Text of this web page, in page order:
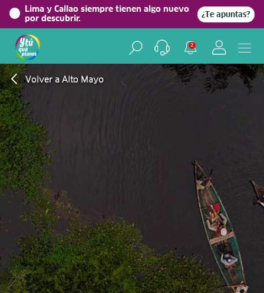
Lima y Callao siempre tienen algo nuevo
por descubrir.
¿Te apuntas?
2
Volver a Alto Mayo